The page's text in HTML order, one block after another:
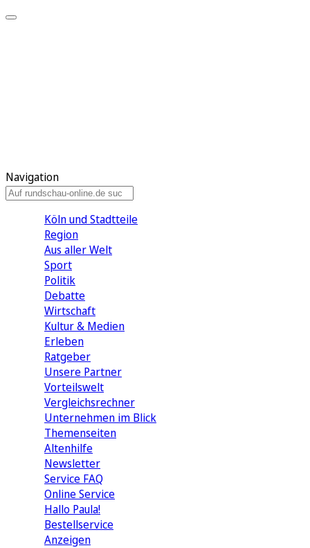
Navigation
Köln und Stadtteile
Region
Aus aller Welt
Sport
Politik
Debatte
Wirtschaft
Kultur & Medien
Erleben
Ratgeber
Unsere Partner
Vorteilswelt
Vergleichsrechner
Unternehmen im Blick
Themenseiten
Altenhilfe
Newsletter
Service FAQ
Online Service
Hallo Paula!
Bestellservice
Anzeigen